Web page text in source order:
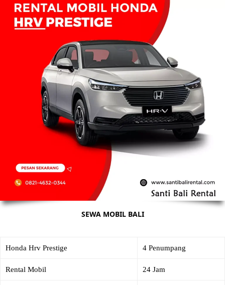
SEWA MOBIL BALI
Honda Hrv Prestige 4 Penumpang
Rental Mobil 24 Jam